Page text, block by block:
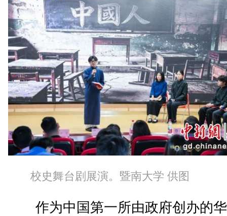
校史舞台剧展演。暨南大学 供图
作为中国第一所由政府创办的